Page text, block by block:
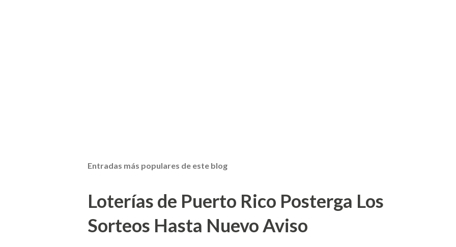
Entradas más populares de este blog
Loterías de Puerto Rico Posterga Los
Sorteos Hasta Nuevo Aviso